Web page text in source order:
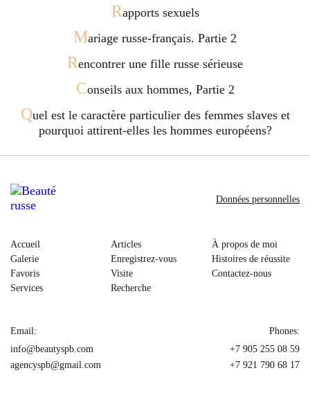
Rapports sexuels
Mariage russe-français. Partie 2
Rencontrer une fille russe sérieuse
Conseils aux hommes, Partie 2
Quel est le caractère particulier des femmes slaves et
pourquoi attirent-elles les hommes européens?
Accueil
Galerie
Favoris
Services
Articles
Enregistrez-vous
Visite
Recherche
À propos de moi
Histoires de réussite
Contactez-nous
Données personnelles
Email:
info@beautyspb.com
agencyspb@gmail.com
Phones:
+7 905 255 08 59
+7 921 790 68 17